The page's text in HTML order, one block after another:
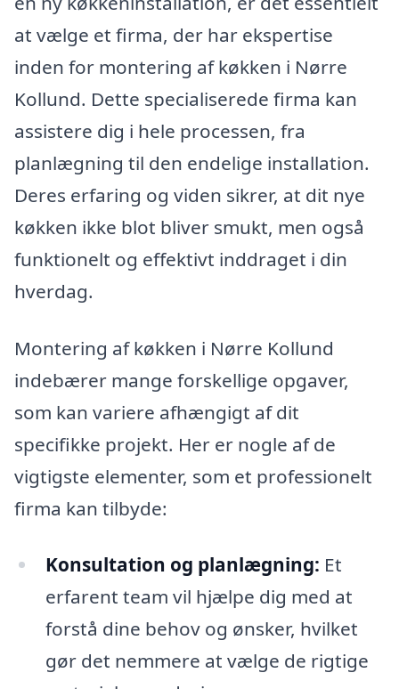
at vælge et firma, der har ekspertise
inden for montering af køkken i Nørre
Kollund. Dette specialiserede firma kan
assistere dig i hele processen, fra
planlægning til den endelige installation.
Deres erfaring og viden sikrer, at dit nye
køkken ikke blot bliver smukt, men også
funktionelt og effektivt inddraget i din
hverdag.
Montering af køkken i Nørre Kollund
indebærer mange forskellige opgaver,
som kan variere afhængigt af dit
specifikke projekt. Her er nogle af de
vigtigste elementer, som et professionelt
firma kan tilbyde:
Konsultation og planlægning: Et
erfarent team vil hjælpe dig med at
forstå dine behov og ønsker, hvilket
gør det nemmere at vælge de rigtige